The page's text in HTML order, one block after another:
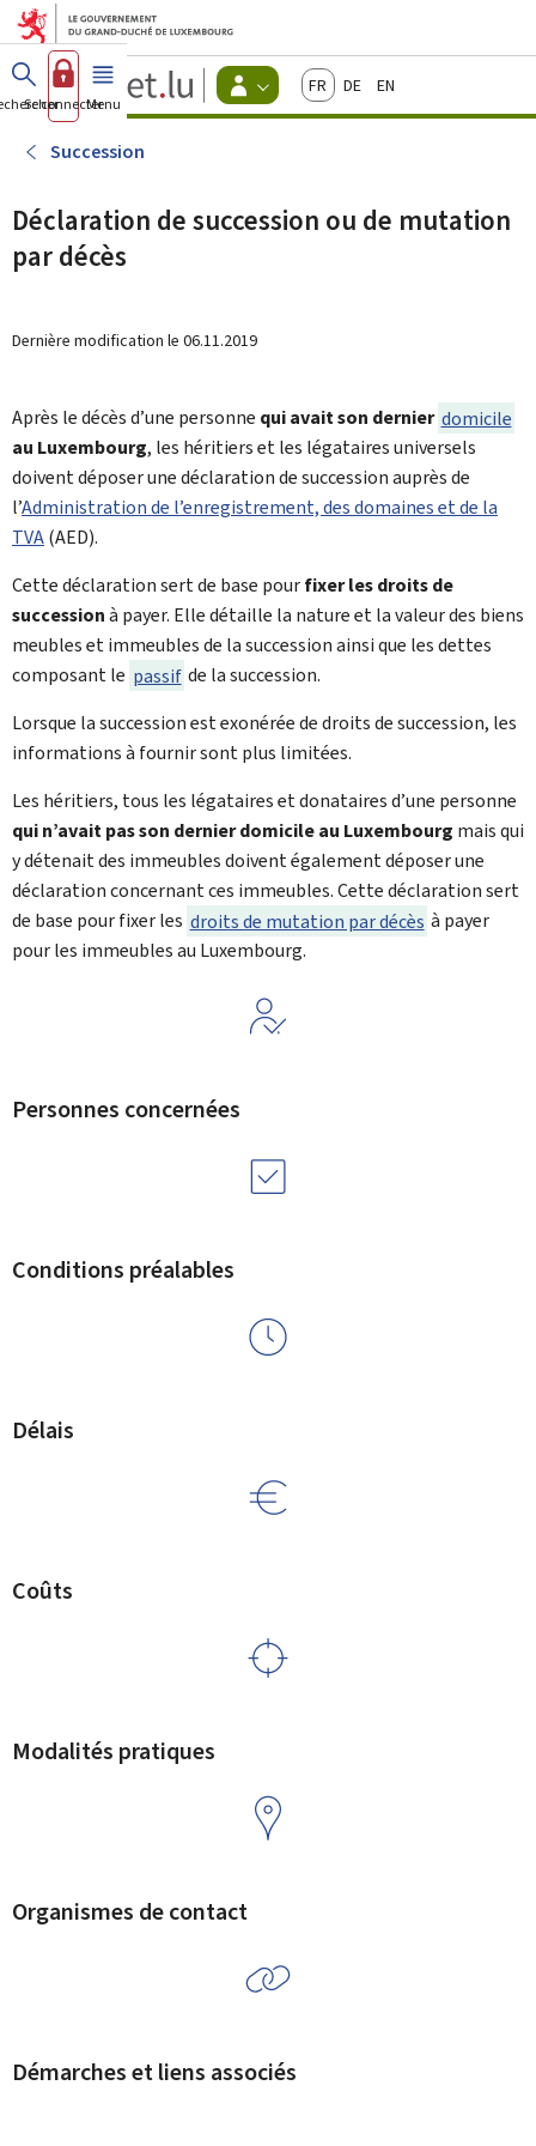
Aller au menu principal
Aller au contenu
Guichet.lu
Changer
d'espace
actif
FrançaisDeutschEnglish
Se connecterMenu principal
Succession
Déclaration de succession ou de mutation
par décès
Dernière modification le 06.11.2019
Après le décès d’une personne qui avait son dernier domicile
au Luxembourg, les héritiers et les légataires universels
doivent déposer une déclaration de succession auprès de
l’Administration de l’enregistrement, des domaines et de la
TVA(AED).
Cette déclaration sert de base pourfixer les droits de
successionà payer. Elle détaille la nature et la valeur des biens
meubles et immeubles de la succession ainsi que les dettes
composant le passif de la succession.
Lorsque la succession est exonérée de droits de succession, les
informations à fournir sont plus limitées.
Les héritiers, tous les légataires et donataires d’une personne
qui n’avait pas son dernier domicile au Luxembourg mais qui
y détenait des immeubles doivent également déposer une
déclaration concernant ces immeubles. Cette déclaration sert
de base pour fixer les droits de mutation par décès à payer
pour les immeubles au Luxembourg.
Personnes concernées
Conditions préalables
Délais
Coûts
Modalités pratiques
Organismes de contact
Démarches et liens associés